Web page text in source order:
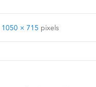
1050 × 715 pixels